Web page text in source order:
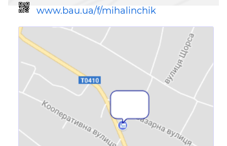
www.bau.ua/f/mihalinchik
Ссылка для мобильных устройств